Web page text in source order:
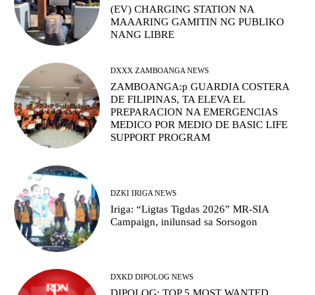
(EV) CHARGING STATION NA
MAAARING GAMITIN NG PUBLIKO
NANG LIBRE
DXXX ZAMBOANGA NEWS
ZAMBOANGA:p GUARDIA COSTERA
DE FILIPINAS, TA ELEVA EL
PREPARACION NA EMERGENCIAS
MEDICO POR MEDIO DE BASIC LIFE
SUPPORT PROGRAM
DZKI IRIGA NEWS
Iriga: “Ligtas Tigdas 2026” MR-SIA
Campaign, inilunsad sa Sorsogon
DXKD DIPOLOG NEWS